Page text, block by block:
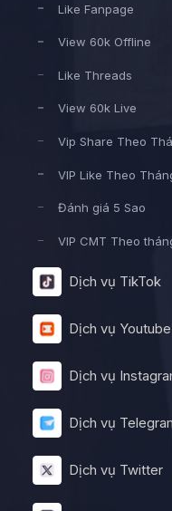
Like Fanpage
View 60k Offline
Like Threads
View 60k Live
Vip Share Theo
VIP Like Theo
Đánh giá 5 Sao
VIP CMT Theo
Dịch vụ TikTok
Dịch vụ Youtube
Dịch vụ
Dịch vụ
Dịch vụ Twitter
Vui
Đăng nhập để xem
Tên dịch vụ:
Loại dịch vụ:
1
Giá mỗi 1: